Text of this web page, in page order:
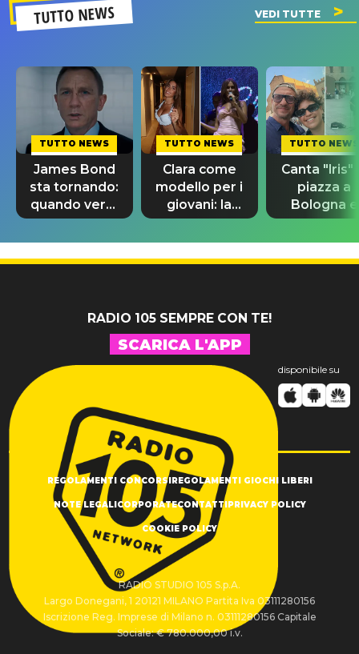
TUTTO NEWS VEDI TUTTE
TUTTO NEWS
James Bond
sta tornando:
quando verrà
svelato il
nuovo 007
TUTTO NEWS
Clara come
modello per i
giovani: la
dedica
dell'ex
professore
TUTTO NEWS
Canta "Iris"
piazza a
Bologna e
spunta
Antonacci
RADIO 105 SEMPRE CON TE!
SCARICA L'APP
disponibile su
REGOLAMENTI CONCORSIREGOLAMENTI GIOCHI LIBERI
NOTE LEGALICORPORATECONTATTIPRIVACY POLICY
COOKIE POLICY
RADIO STUDIO 105 S.p.A.
Largo Donegani, 1 20121 MILANO Partita Iva 03111280156
Iscrizione Reg. Imprese di Milano n. 03111280156 Capitale
Sociale: € 780.000,00 i.v.